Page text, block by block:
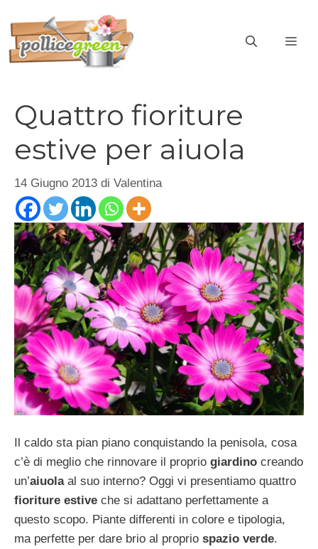
contenuto
Quattro fioriture
estive per aiuola
14 Giugno 2013 di Valentina
Il caldo sta pian piano conquistando la penisola, cosa
c’è di meglio che rinnovare il proprio giardino creando
un’aiuolaal suo interno? Oggi vi presentiamo quattro
fioriture estive che si adattano perfettamente a
questo scopo. Piante differenti in colore e tipologia,
ma perfette per dare brio al proprio spazio verde.